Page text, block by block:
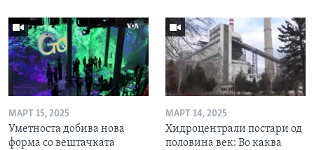
МАРТ 15, 2025
Уметноста добива нова
форма со вештачката
МАРТ 14, 2025
Хидроцентрали постари од
половина век: Во каква